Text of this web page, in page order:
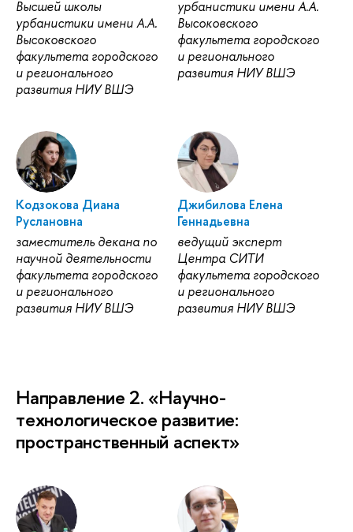
Высшей школы
урбанистики имени А.А.
Высоковского
факультета городского
и регионального
развития НИУ ВШЭ
урбанистики имени А.А.
Высоковского
факультета городского
и регионального
развития НИУ ВШЭ
Кодзокова Диана
Руслановна
заместитель декана по
научной деятельности
факультета городского
и регионального
развития НИУ ВШЭ
Джибилова Елена
Геннадьевна
ведущий эксперт
Центра СИТИ
факультета городского
и регионального
развития НИУ ВШЭ
Направление 2. «Научно-
технологическое развитие:
пространственный аспект»